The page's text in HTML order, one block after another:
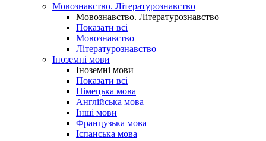
Мовознавство. Літературознавство
Мовознавство. Літературознавство
Показати всі
Мовознавство
Літературознавство
Іноземні мови
Іноземні мови
Показати всі
Німецька мова
Англійська мова
Інші мови
Французька мова
Іспанська мова